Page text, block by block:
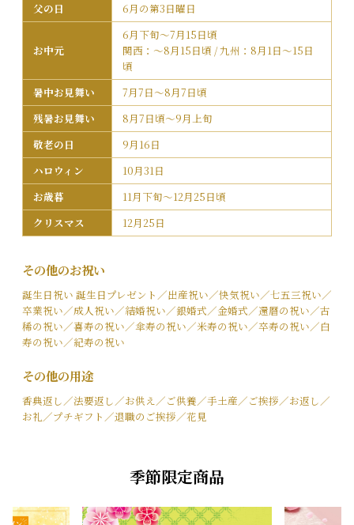
父の日
6月の第3日曜日
お中元
6月下旬～7月15日頃
関西：～8月15日頃 / 九州：8月1日～15日
頃
暑中お見舞い
7月7日～8月7日頃
残暑お見舞い
8月7日頃〜9月上旬
敬老の日
9月16日
ハロウィン
10月31日
お歳暮
11月下旬〜12月25日頃
クリスマス
12月25日
その他のお祝い
誕生日祝い 誕生日プレゼント／出産祝い／快気祝い／七五三祝い／
卒業祝い／成人祝い／結婚祝い／銀婚式／金婚式／還暦の祝い／古
稀の祝い／喜寿の祝い／傘寿の祝い／米寿の祝い／卒寿の祝い／白
寿の祝い／紀寿の祝い
その他の用途
香典返し／法要返し／お供え／ご供養／手土産／ご挨拶／お返し／
お礼／プチギフト／退職のご挨拶／花見
季節限定商品